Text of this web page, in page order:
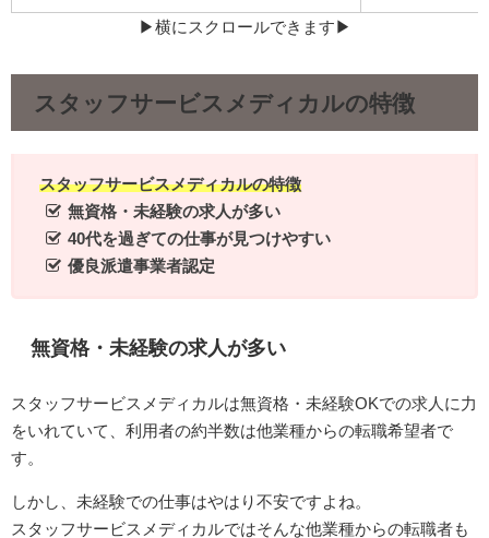
▶︎横にスクロールできます▶︎
スタッフサービスメディカルの特徴
スタッフサービスメディカルの特徴
無資格・未経験の求人が多い
40代を過ぎての仕事が見つけやすい
優良派遣事業者認定
無資格・未経験の求人が多い
スタッフサービスメディカルは無資格・未経験OKでの求人に力
をいれていて、利用者の約半数は他業種からの転職希望者で
す。
しかし、未経験での仕事はやはり不安ですよね。
スタッフサービスメディカルではそんな他業種からの転職者も